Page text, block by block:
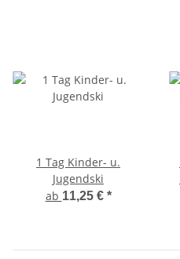
1 Tag Kinder- u.
Jugendski
ab 11,25 € *